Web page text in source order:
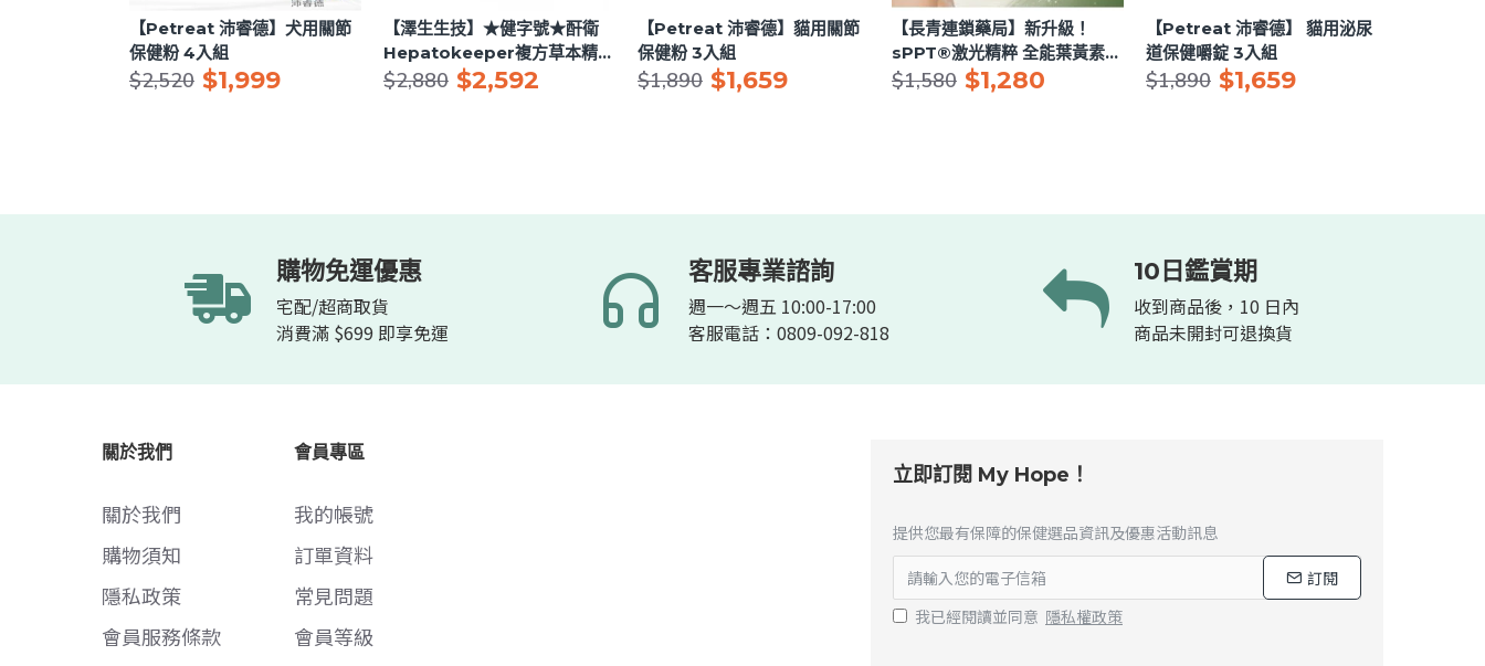
【Petreat 沛睿德】犬用關節
保健粉 4入組
$1,999
$2,520
【澤生生技】★健字號★酐衛
Hepatokeeper複方草本精華
膠囊 120粒/盒$2,592
$2,880
【Petreat 沛睿德】貓用關節
保健粉 3入組
$1,659
$1,890
【長青連鎖藥局】新升級！
sPPT®激光精粹 全能葉黃素眼
霜 16ml（原：水汪汪舒適凝
$1,280
$1,580
【Petreat 沛睿德】 貓用泌尿
道保健嚼錠 3入組
$1,659
$1,890
購物免運優惠
宅配/超商取貨
消費滿 $699 即享免運
客服專業諮詢
週一～週五 10:00-17:00
客服電話：0809-092-818
10日鑑賞期
收到商品後，10 日內
商品未開封可退換貨
關於我們
關於我們
購物須知
隱私政策
會員服務條款
會員專區
我的帳號
訂單資料
常見問題
會員等級
立即訂閱 My Hope！
提供您最有保障的保健選品資訊及優惠活動訊息
訂閱
我已經閱讀並同意 隱私權政策